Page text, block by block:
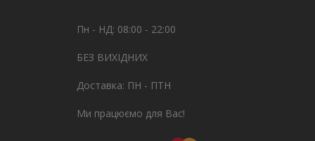
Пн - НД: 08:00 - 22:00
БЕЗ ВИХІДНИХ
Доставка: ПН - ПТН
Ми працюємо для Вас!